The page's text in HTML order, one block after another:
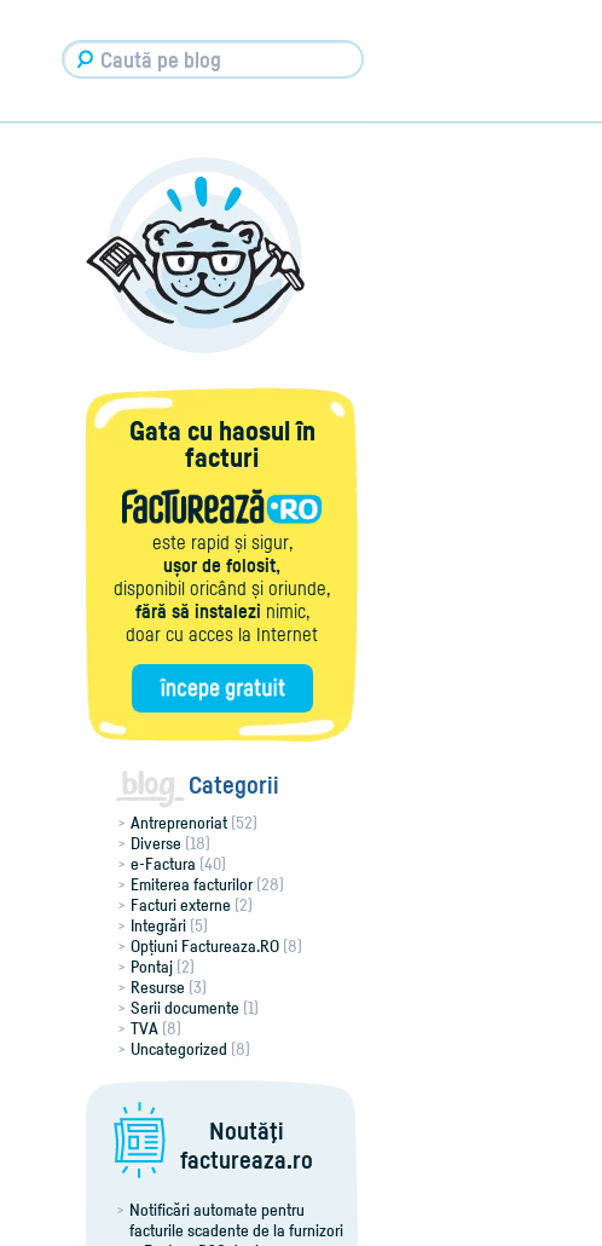
Gata cu haosul în
facturi
este rapid și sigur,
ușor de folosit,
disponibil oricând și oriunde,
fără să instalezi nimic,
doar cu acces la Internet
Categorii
Antreprenoriat (52)
Diverse (18)
e-Factura (40)
Emiterea facturilor(28)
Facturi externe (2)
Integrări (5)
Opțiuni Factureaza.RO (8)
Pontaj (2)
Resurse (3)
Serii documente (1)
TVA (8)
Uncategorized (8)
Noutăţi
factureaza.ro
Notificări automate pentru
facturile scadente de la furnizori